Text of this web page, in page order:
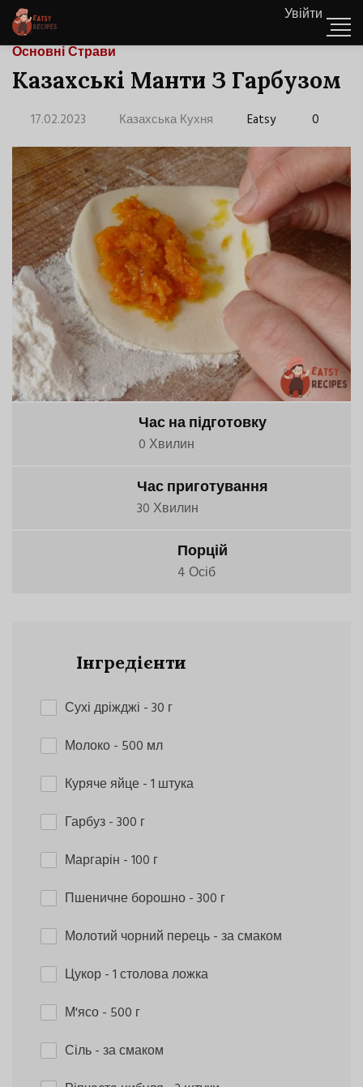
Увійти
Основні Страви
Казахські Манти З Гарбузом
17.02.2023 Казахська Кухня Eatsy 0
Час на підготовку
0 Хвилин
Час приготування
30 Хвилин
Порцій
4 Осіб
Інгредієнти
Сухі дріжджі - 30 г
Молоко- 500 мл
Куряче яйце- 1 штука
Гарбуз- 300 г
Маргарін - 100 г
Пшеничне борошно- 300 г
Молотий чорний перець- за смаком
Цукор- 1 столова ложка
М'ясо- 500 г
Сіль- за смаком